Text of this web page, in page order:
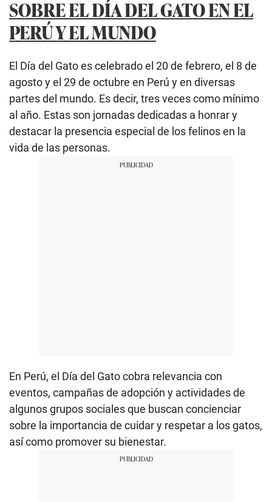
SOBRE EL DÍA DEL GATO EN EL
PERÚ Y EL MUNDO
El Día del Gato es celebrado el 20 de febrero, el 8 de
agosto y el 29 de octubre en Perú y en diversas
partes del mundo. Es decir, tres veces como mínimo
al año. Estas son jornadas dedicadas a honrar y
destacar la presencia especial de los felinos en la
vida de las personas.
En Perú, el Día del Gato cobra relevancia con
eventos, campañas de adopción y actividades de
algunos grupos sociales que buscan concienciar
sobre la importancia de cuidar y respetar a los gatos,
así como promover su bienestar.